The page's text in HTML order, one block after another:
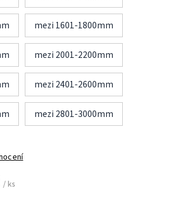
mezi 1601-1800mm
mezi 2001-2200mm
mezi 2401-2600mm
mezi 2801-3000mm
/ ks